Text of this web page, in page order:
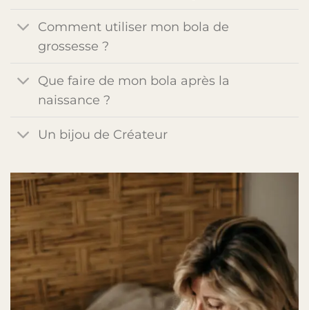
Comment utiliser mon bola de
grossesse ?
Que faire de mon bola après la
naissance ?
Un bijou de Créateur